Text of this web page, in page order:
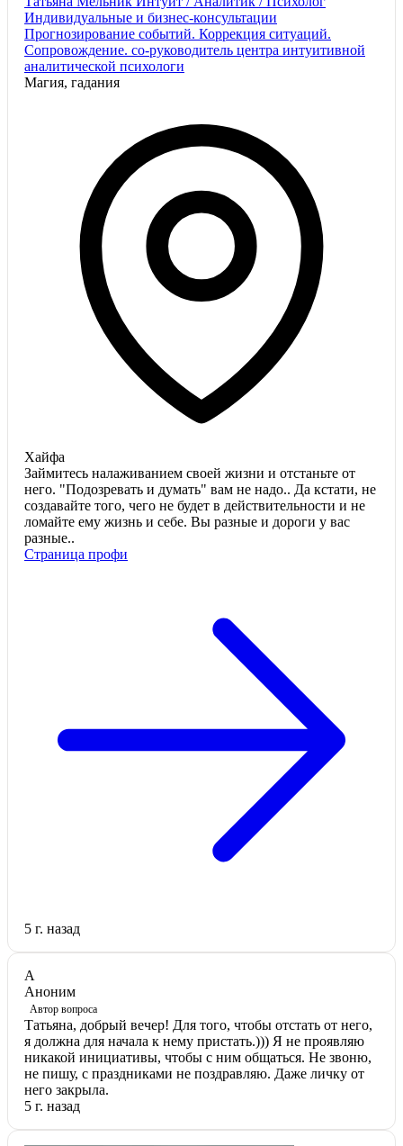
Индивидуальные и бизнес-консультации
Прогнозирование событий. Коррекция ситуаций.
Сопровождение. со-руководитель центра интуитивной
аналитической психологи
Магия, гадания
Хайфа
Займитесь налаживанием своей жизни и отстаньте от
него. "Подозревать и думать" вам не надо.. Да кстати, не
создавайте того, чего не будет в действительности и не
ломайте ему жизнь и себе. Вы разные и дороги у вас
разные..
Страница профи
5 г. назад
А
Аноним
Автор вопроса
Татьяна, добрый вечер! Для того, чтобы отстать от него,
я должна для начала к нему пристать.))) Я не проявляю
никакой инициативы, чтобы с ним общаться. Не звоню,
не пишу, с праздниками не поздравляю. Даже личку от
него закрыла.
5 г. назад